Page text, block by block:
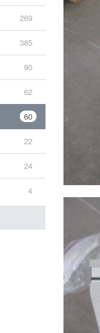
269
385
90
62
60
22
24
4